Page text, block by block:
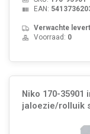
EAN:
Verwachte
Voorraad: 0
Niko 170-
jaloezie/rolluik